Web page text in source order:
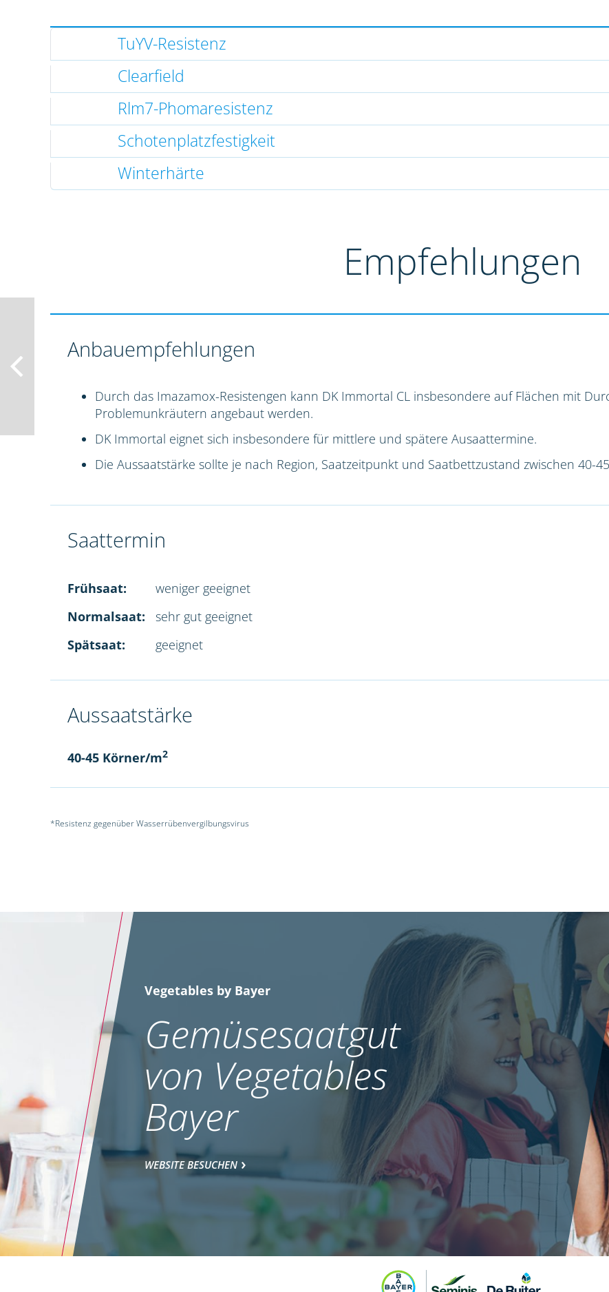
TuYV-Resistenz
Clearfield
Rlm7-Phomaresistenz
Schotenplatzfestigkeit
Winterhärte
Empfehlungen
Anbauempfehlungen
Durch das Imazamox-Resistengen kann DK Immortal CL insbesondere auf Flächen mit
Problemunkräutern angebaut werden.
DK Immortal eignet sich insbesondere für mittlere und spätere Ausaattermine.
Die Aussaatstärke sollte je nach Region, Saatzeitpunkt und Saatbettzustand zwischen 40-
Saattermin
Frühsaat:
weniger geeignet
Normalsaat:
sehr gut geeignet
Spätsaat:
geeignet
Aussaatstärke
40-45 Körner/m2
*Resistenz gegenüber Wasserrübenvergilbungsvirus
Vegetables by Bayer
Gemüsesaatgut
von Vegetables
Bayer
WEBSITE BESUCHEN